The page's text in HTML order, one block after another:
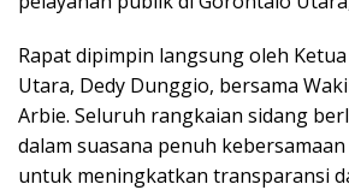
Rapat dipimpin langsung oleh
Utara, Dedy Dunggio, bersama
Arbie. Seluruh rangkaian sidang
dalam suasana penuh
untuk meningkatkan transparansi